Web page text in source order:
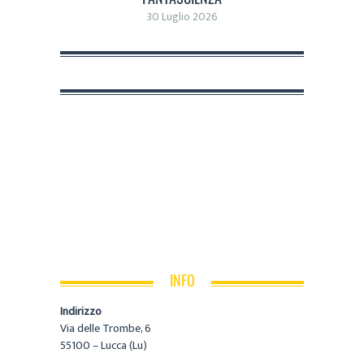
30 Luglio 2026
INFO
Indirizzo
Via delle Trombe, 6
55100 – Lucca (Lu)